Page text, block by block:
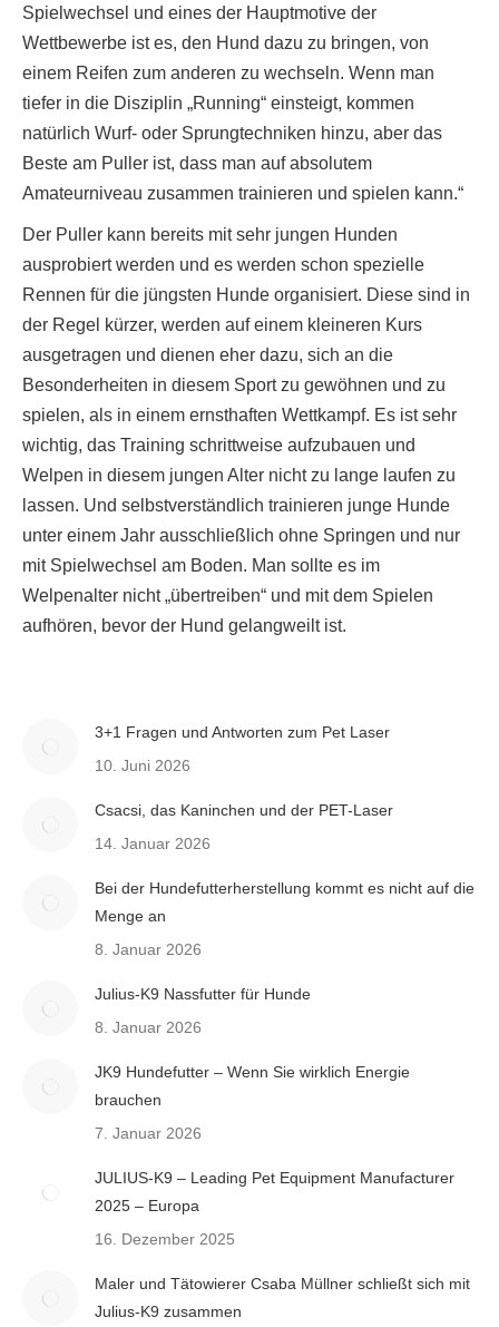
Spielwechsel und eines der Hauptmotive der
Wettbewerbe ist es, den Hund dazu zu bringen, von
einem Reifen zum anderen zu wechseln. Wenn man
tiefer in die Disziplin „Running“ einsteigt, kommen
natürlich Wurf- oder Sprungtechniken hinzu, aber das
Beste am Puller ist, dass man auf absolutem
Amateurniveau zusammen trainieren und spielen kann.“
Der Puller kann bereits mit sehr jungen Hunden
ausprobiert werden und es werden schon spezielle
Rennen für die jüngsten Hunde organisiert. Diese sind in
der Regel kürzer, werden auf einem kleineren Kurs
ausgetragen und dienen eher dazu, sich an die
Besonderheiten in diesem Sport zu gewöhnen und zu
spielen, als in einem ernsthaften Wettkampf. Es ist sehr
wichtig, das Training schrittweise aufzubauen und
Welpen in diesem jungen Alter nicht zu lange laufen zu
lassen. Und selbstverständlich trainieren junge Hunde
unter einem Jahr ausschließlich ohne Springen und nur
mit Spielwechsel am Boden. Man sollte es im
Welpenalter nicht „übertreiben“ und mit dem Spielen
aufhören, bevor der Hund gelangweilt ist.
3+1 Fragen und Antworten zum Pet Laser
10. Juni 2026
Csacsi, das Kaninchen und der PET-Laser
14. Januar 2026
Bei der Hundefutterherstellung kommt es nicht auf die
Menge an
8. Januar 2026
Julius-K9 Nassfutter für Hunde
8. Januar 2026
JK9 Hundefutter – Wenn Sie wirklich Energie
brauchen
7. Januar 2026
JULIUS-K9 – Leading Pet Equipment Manufacturer
2025 – Europa
16. Dezember 2025
Maler und Tätowierer Csaba Müllner schließt sich mit
Julius-K9 zusammen